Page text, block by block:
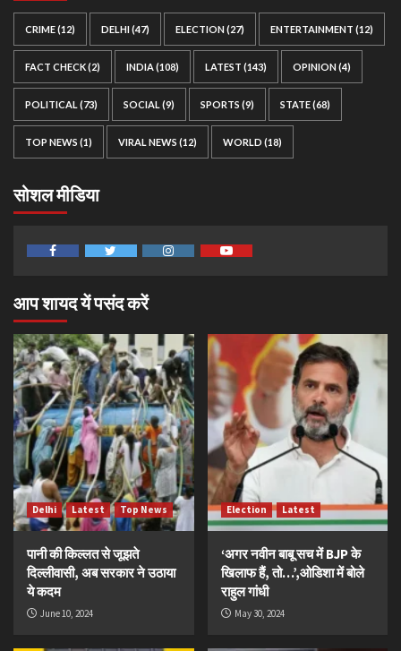
CRIME(12) DELHI(47) ELECTION(27) ENTERTAINMENT (12)
FACT CHECK(2) INDIA(108) LATEST (143) OPINION(4)
POLITICAL (73) SOCIAL (9) SPORTS (9) STATE(68)
TOP NEWS (1) VIRAL NEWS (12) WORLD (18)
सोशल मीडिया
आप शायद यें पसंद करें
Delhi Latest Top News
पानी की किल्लत से जूझते
दिल्लीवासी, अब सरकार ने उठाया
ये कदम
June 10, 2024
Election Latest
‘अगर नवीन बाबू सच में BJP के
खिलाफ हैं, तो…’,ओडिशा में बोले
राहुल गांधी
May 30, 2024